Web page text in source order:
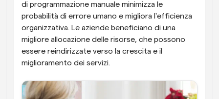
di programmazione manuale minimizza le
probabilità di errore umano e migliora l'efficienza
organizzativa. Le aziende beneficiano di una
migliore allocazione delle risorse, che possono
essere reindirizzate verso la crescita e il
miglioramento dei servizi.